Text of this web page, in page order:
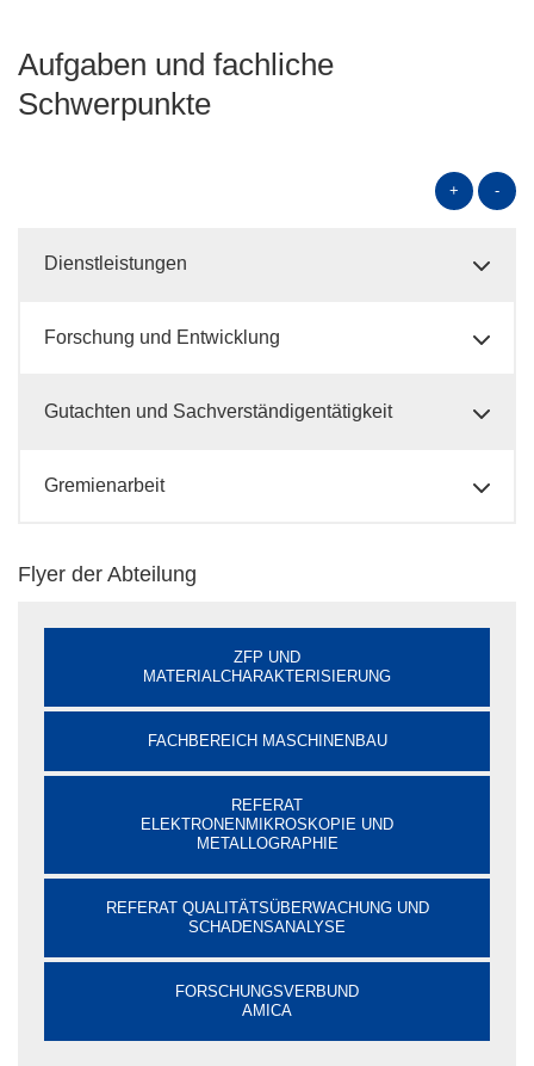
Aufgaben und fachliche
Schwerpunkte
+ -
Dienstleistungen
Forschung und Entwicklung
Gutachten und Sachverständigentätigkeit
Gremienarbeit
Flyer der Abteilung
ZFP UND
MATERIALCHARAKTERISIERUNG
FACHBEREICH MASCHINENBAU
REFERAT
ELEKTRONENMIKROSKOPIE UND
METALLOGRAPHIE
REFERAT QUALITÄTSÜBERWACHUNG UND
SCHADENSANALYSE
FORSCHUNGSVERBUND
AMICA